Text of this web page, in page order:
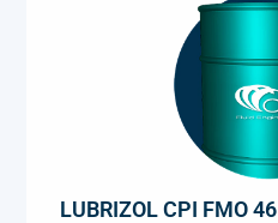
LUBRIZOL CPI FMO 46